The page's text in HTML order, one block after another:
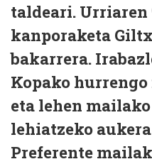
taldeari.
kanporaketa
bakarrera.
Kopako hurrengo
eta lehen
lehiatzeko
Preferente